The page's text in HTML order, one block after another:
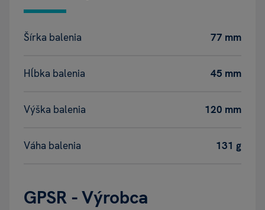
Šírka balenia 77 mm
Hĺbka balenia 45 mm
Výška balenia 120 mm
Váha balenia 131 g
GPSR - Výrobca